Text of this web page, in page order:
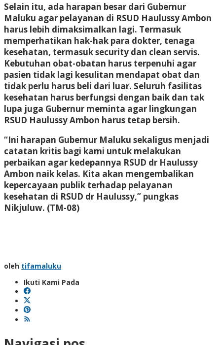
Selain itu, ada harapan besar dari Gubernur
Maluku agar pelayanan di RSUD Haulussy Ambon
harus lebih dimaksimalkan lagi. Termasuk
memperhatikan hak-hak para dokter, tenaga
kesehatan, termasuk security dan clean servis.
Kebutuhan obat-obatan harus terpenuhi agar
pasien tidak lagi kesulitan mendapat obat dan
tidak perlu harus beli dari luar. Seluruh fasilitas
kesehatan harus berfungsi dengan baik dan tak
lupa juga Gubernur meminta agar lingkungan
RSUD Haulussy Ambon harus tetap bersih.
“Ini harapan Gubernur Maluku sekaligus menjadi
catatan kritis bagi kami untuk melakukan
perbaikan agar kedepannya RSUD dr Haulussy
Ambon naik kelas. Kita akan mengembalikan
kepercayaan publik terhadap pelayanan
kesehatan di RSUD dr Haulussy,” pungkas
Nikjuluw. (TM-08)
oleh tifamaluku
Ikuti Kami Pada